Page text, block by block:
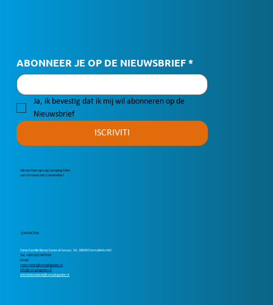
ABONNEER JE OP DE NIEUWSBRIEF *
Ja, ik bevestig dat ik mij wil abonneren op de
Nieuwsbrief
ISCRIVITI
Wij wachten op u op Camping Eden
van 15 maart tot 1 november!
CONTACTEN
Corso Camillo Benso Conte di Cavour, 59, 28040 Dormelletto NO
Tel: +39 0322 497524
Email:
reservation@campingeden.it
info@campingeden.it
amminstrazione@campingeden.it